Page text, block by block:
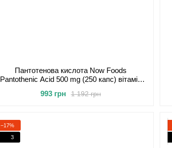
Пантотенова кислота Now Foods
Pantothenic Acid 500 mg (250 капс) вітамін
1 192 грн
993 грн
−17%
3